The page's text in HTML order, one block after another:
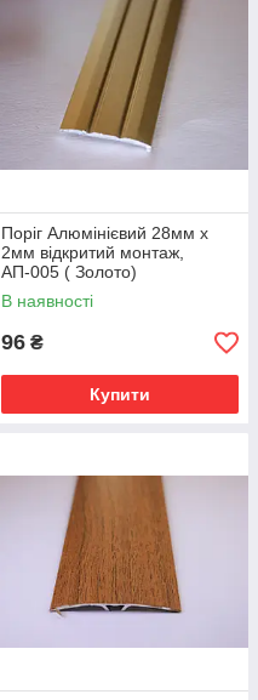
Поріг Алюмінієвий 28мм х
2мм відкритий монтаж,
АП-005 ( Золото)
В наявності
96 ₴
Купити